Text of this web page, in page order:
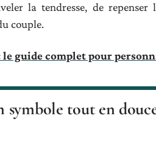
la tendresse, de repenser
couple.
le guide complet pour
symbole tout en